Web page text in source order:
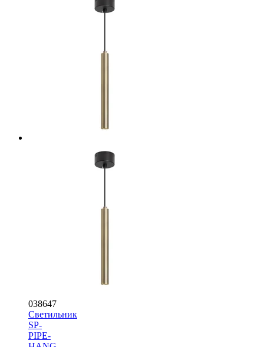
038647
Светильник
SP-
PIPE-